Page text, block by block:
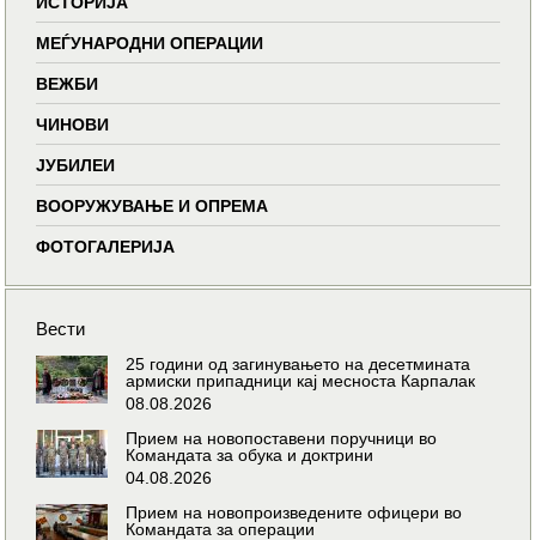
МЕЃУНАРОДНИ ОПЕРАЦИИ
ВЕЖБИ
ЧИНОВИ
ЈУБИЛЕИ
ВООРУЖУВАЊЕ И ОПРЕМА
ФОТОГАЛЕРИЈА
Вести
25 години од загинувањето на десетмината
армиски припадници кај месноста Карпалак
08.08.2026
Прием на новопоставени поручници во
Командата за обука и доктрини
04.08.2026
Прием на новопроизведените офицери во
Командата за операции